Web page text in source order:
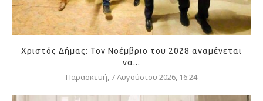
Χριστός Δήμας: Τον Νοέμβριο του 2028 αναμένεται
να...
Παρασκευή, 7 Αυγούστου 2026, 16:24